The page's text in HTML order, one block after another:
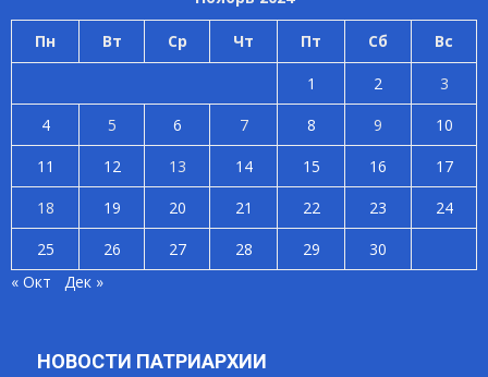
Пн Вт Ср Чт Пт Сб Вс
1 2
3
4
5 6 7 8 9
10
11
12 13 14 15 16
17
18
19 20 21 22 23
24
25
26 27 28 29
30
« Окт
Дек »
НОВОСТИ ПАТРИАРХИИ